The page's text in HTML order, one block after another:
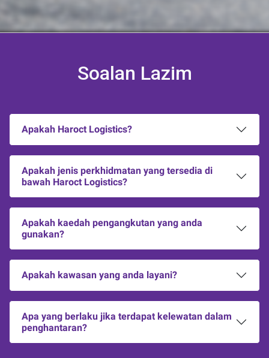
Soalan Lazim
Apakah Haroct Logistics?
Apakah jenis perkhidmatan yang tersedia di
bawah Haroct Logistics?
Apakah kaedah pengangkutan yang anda
gunakan?
Apakah kawasan yang anda layani?
Apa yang berlaku jika terdapat kelewatan dalam
penghantaran?